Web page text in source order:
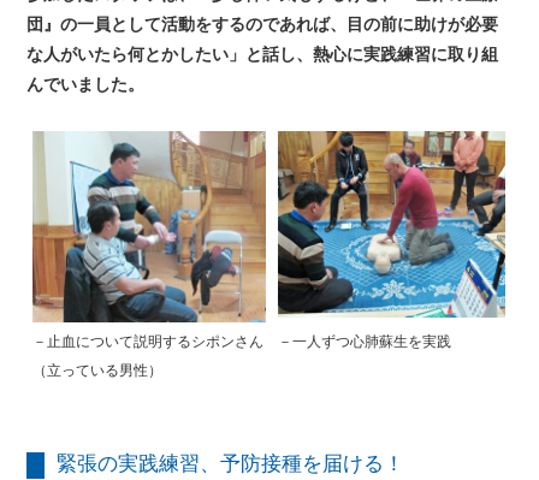
団』の一員として活動をするのであれば、目の前に助けが必要
な人がいたら何とかしたい」と話し、熱心に実践練習に取り組
んでいました。
－止血について説明するシポンさん
（立っている男性）
－一人ずつ心肺蘇生を実践
緊張の実践練習、予防接種を届ける！